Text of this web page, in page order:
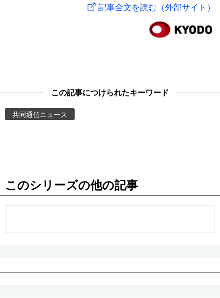
Images
People
公式SNS
記事全文を読む（外部サイト）
この記事につけられたキーワード
共同通信ニュース
このシリーズの他の記事